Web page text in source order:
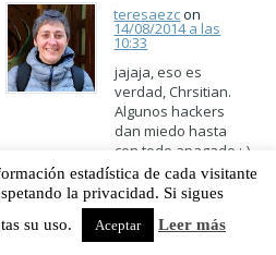
teresaezcon
14/08/2014 a las
10:33
jajaja, eso es
verdad, Chrsitian.
Algunos hackers
dan miedo hasta
con todo apagado :-)
Christian Delgado
von Eitzen
16/08/2014 a las 0:05
estadística de cada visitante
la privacidad. Si sigues
su uso.
Aceptar Leer más